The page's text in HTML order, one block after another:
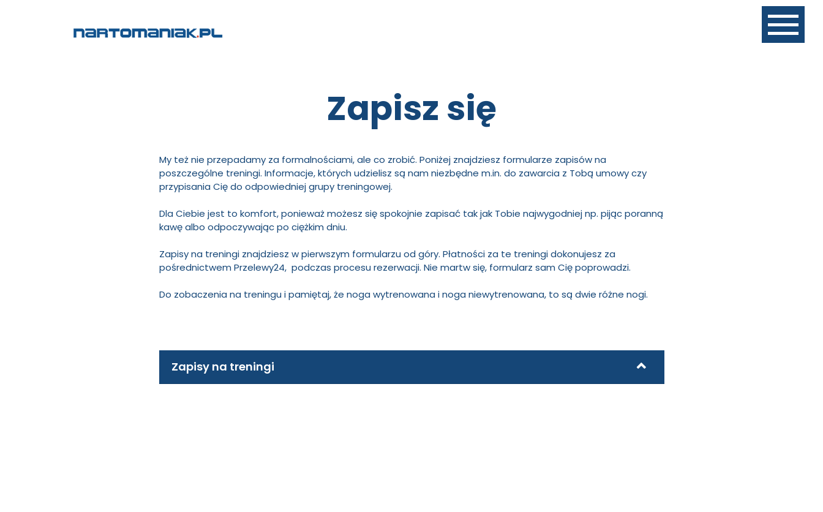
Zapisz się
My też nie przepadamy za formalnościami, ale co zrobić. Poniżej znajdziesz formularze zapisów na
poszczególne treningi. Informacje, których udzielisz są nam niezbędne m.in. do zawarcia z Tobą umowy czy
przypisania Cię do odpowiedniej grupy treningowej.
Dla Ciebie jest to komfort, ponieważ możesz się spokojnie zapisać tak jak Tobie najwygodniej np. pijąc poranną
kawę albo odpoczywając po ciężkim dniu.
Zapisy na treningi znajdziesz w pierwszym formularzu od góry. Płatności za te treningi dokonujesz za
pośrednictwem Przelewy24, podczas procesu rezerwacji. Nie martw się, formularz sam Cię poprowadzi.
Do zobaczenia na treningu i pamiętaj, że noga wytrenowana i noga niewytrenowana, to są dwie różne nogi.
Zapisy na treningi